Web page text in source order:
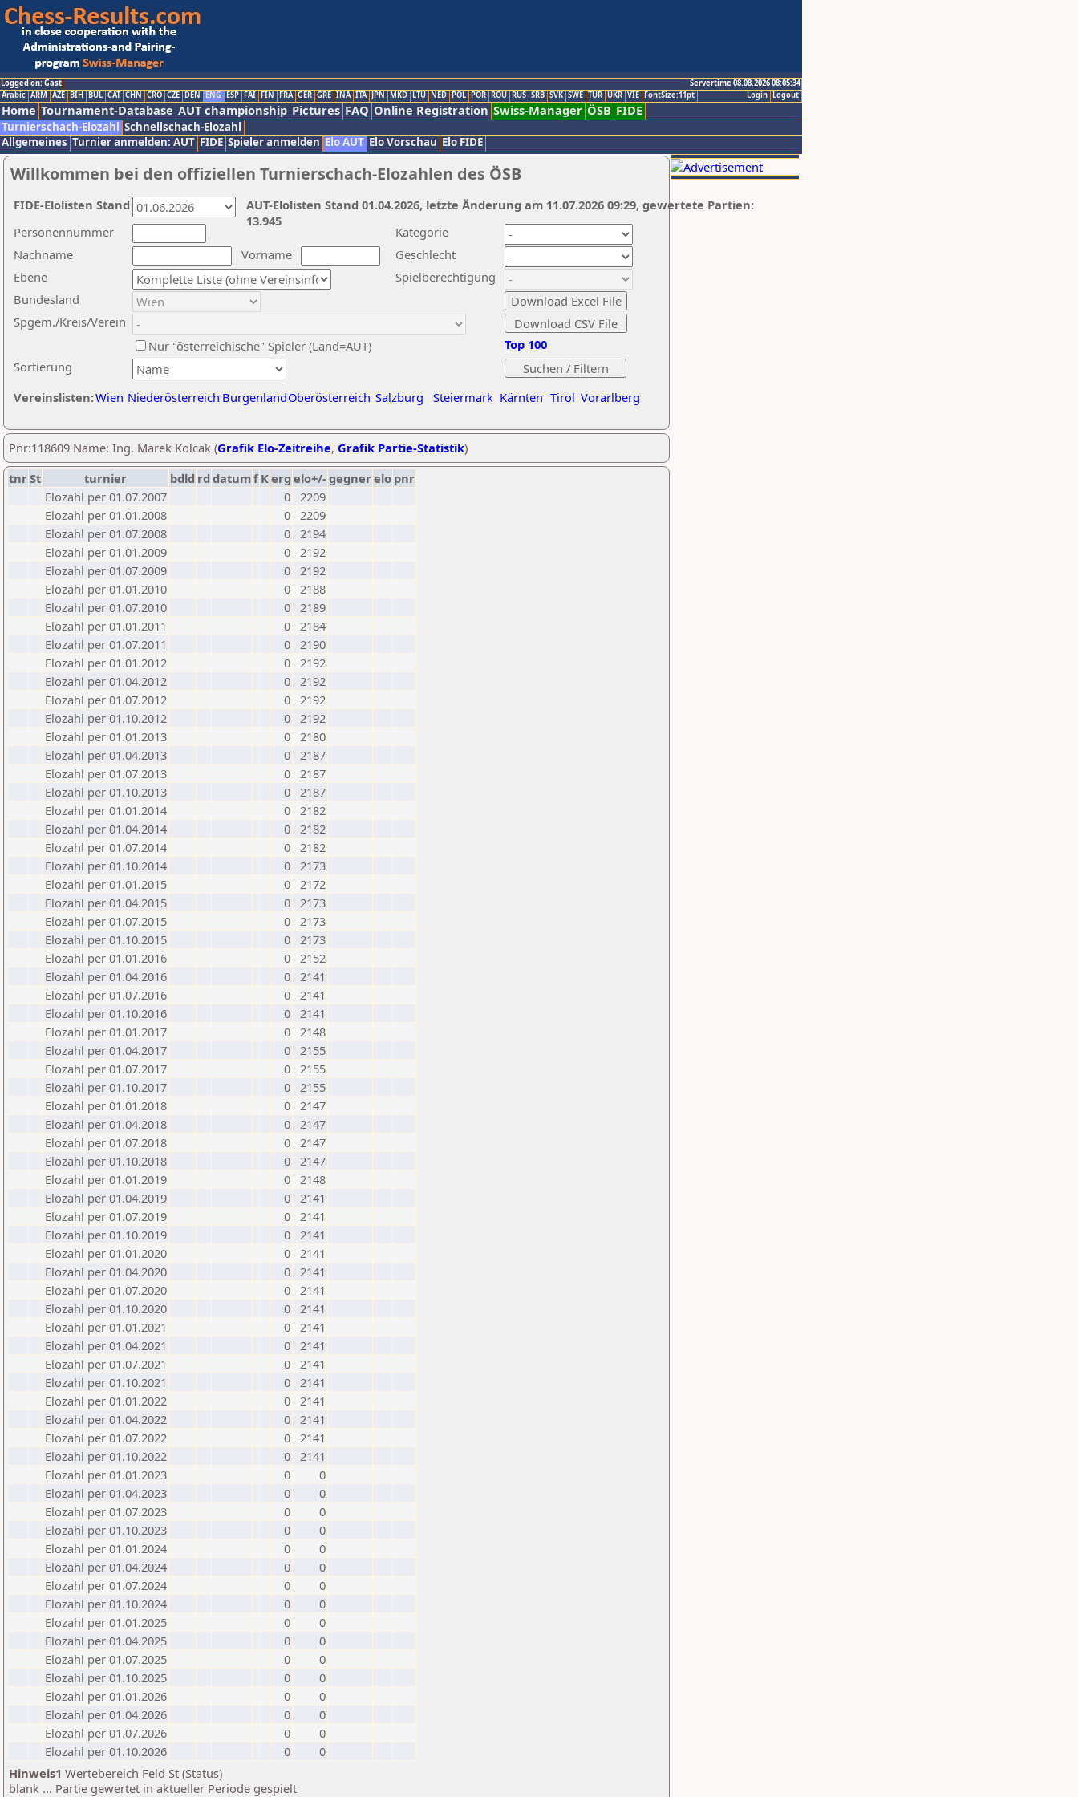
Logged on: Gast
Servertime 08.08.2026 08:05:34
Logout
Login
Arabic ARM AZE BIH BUL CAT CHN CRO CZE DEN ENG ESP FAI FIN FRA GER GRE INA ITA JPN MKD LTU NED POL POR ROU RUS SRB SVK SWE TUR UKR VIE FontSize:11pt
Home Tournament-Database AUT championship Pictures FAQ Online Registration Swiss-Manager ÖSB FIDE
Turnierschach-Elozahl Schnellschach-Elozahl
Allgemeines Turnier anmelden: AUT FIDE Spieler anmelden Elo AUT Elo Vorschau Elo FIDE
Willkommen bei den offiziellen Turnierschach-Elozahlen des ÖSB
Nachname
Vorname
Ebene
Kategorie
Sortierung
Personennummer
Bundesland
Spgem./Kreis/Verein
Geschlecht
Nur "österreichische" Spieler (Land=AUT)
Spielberechtigung
Vereinslisten:Wien Niederösterreich BurgenlandOberösterreich Salzburg Steiermark Kärnten Tirol Vorarlberg
Top 100
AUT-Elolisten Stand 01.04.2026, letzte Änderung am 11.07.2026 09:29, gewertete Partien:
13.945
FIDE-Elolisten Stand
Pnr:118609 Name: Ing. Marek Kolcak (Grafik Elo-Zeitreihe, Grafik Partie-Statistik)
tnrSt turnier bdld rd datumf Kerg elo+/-gegnerelo pnr
Elozahl per 01.07.2007
0 2209
Elozahl per 01.01.2008
0 2209
Elozahl per 01.07.2008
0 2194
Elozahl per 01.01.2009
0 2192
Elozahl per 01.07.2009
0 2192
Elozahl per 01.01.2010
0 2188
Elozahl per 01.07.2010
0 2189
Elozahl per 01.01.2011
0 2184
Elozahl per 01.07.2011
0 2190
Elozahl per 01.01.2012
0 2192
Elozahl per 01.04.2012
0 2192
Elozahl per 01.07.2012
0 2192
Elozahl per 01.10.2012
0 2192
Elozahl per 01.01.2013
0 2180
Elozahl per 01.04.2013
0 2187
Elozahl per 01.07.2013
0 2187
Elozahl per 01.10.2013
0 2187
Elozahl per 01.01.2014
0 2182
Elozahl per 01.04.2014
0 2182
Elozahl per 01.07.2014
0 2182
Elozahl per 01.10.2014
0 2173
Elozahl per 01.01.2015
0 2172
Elozahl per 01.04.2015
0 2173
Elozahl per 01.07.2015
0 2173
Elozahl per 01.10.2015
0 2173
Elozahl per 01.01.2016
0 2152
Elozahl per 01.04.2016
0 2141
Elozahl per 01.07.2016
0 2141
Elozahl per 01.10.2016
0 2141
Elozahl per 01.01.2017
0 2148
Elozahl per 01.04.2017
0 2155
Elozahl per 01.07.2017
0 2155
Elozahl per 01.10.2017
0 2155
Elozahl per 01.01.2018
0 2147
Elozahl per 01.04.2018
0 2147
Elozahl per 01.07.2018
0 2147
Elozahl per 01.10.2018
0 2147
Elozahl per 01.01.2019
0 2148
Elozahl per 01.04.2019
0 2141
Elozahl per 01.07.2019
0 2141
Elozahl per 01.10.2019
0 2141
Elozahl per 01.01.2020
0 2141
Elozahl per 01.04.2020
0 2141
Elozahl per 01.07.2020
0 2141
Elozahl per 01.10.2020
0 2141
Elozahl per 01.01.2021
0 2141
Elozahl per 01.04.2021
0 2141
Elozahl per 01.07.2021
0 2141
Elozahl per 01.10.2021
0 2141
Elozahl per 01.01.2022
0 2141
Elozahl per 01.04.2022
0 2141
Elozahl per 01.07.2022
0 2141
Elozahl per 01.10.2022
0 2141
Elozahl per 01.01.2023
0
0
Elozahl per 01.04.2023
0
0
Elozahl per 01.07.2023
0
0
Elozahl per 01.10.2023
0
0
Elozahl per 01.01.2024
0
0
Elozahl per 01.04.2024
0
0
Elozahl per 01.07.2024
0
0
Elozahl per 01.10.2024
0
0
Elozahl per 01.01.2025
0
0
Elozahl per 01.04.2025
0
0
Elozahl per 01.07.2025
0
0
Elozahl per 01.10.2025
0
0
Elozahl per 01.01.2026
0
0
Elozahl per 01.04.2026
0
0
Elozahl per 01.07.2026
0
0
Elozahl per 01.10.2026
0
0
Hinweis1 Wertebereich Feld St (Status)
blank ... Partie gewertet in aktueller Periode gespielt